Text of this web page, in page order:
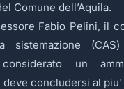
Comune dell’Aquila.
Fabio Pelini, il
sistemazione
un
deve concludersi al